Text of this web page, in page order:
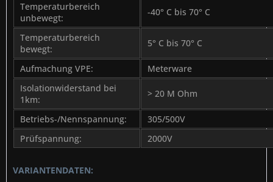
Temperaturbereich
unbewegt:
-40° C bis 70° C
Temperaturbereich
bewegt:
5° C bis 70° C
Aufmachung VPE:
Meterware
Isolationwiderstand bei
1km:
> 20 M Ohm
Betriebs-/Nennspannung:
305/500V
Prüfspannung:
2000V
VARIANTENDATEN: